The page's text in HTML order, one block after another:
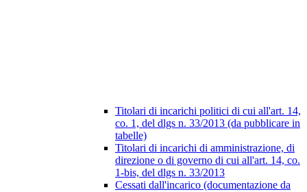
Titolari di incarichi politici di cui all'art. 14,
co. 1, del dlgs n. 33/2013 (da pubblicare in
tabelle)
Titolari di incarichi di amministrazione, di
direzione o di governo di cui all'art. 14, co.
1-bis, del dlgs n. 33/2013
Cessati dall'incarico (documentazione da